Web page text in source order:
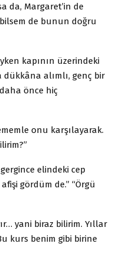
da, Margaret’in de
de bunun doğru
kapının üzerindeki
dükkâna alımlı, genç bir
önce hiç
onu karşılayarak.
elindeki cep
gördüm de.” “Örgü
yani biraz bilirim. Yıllar
kurs benim gibi birine